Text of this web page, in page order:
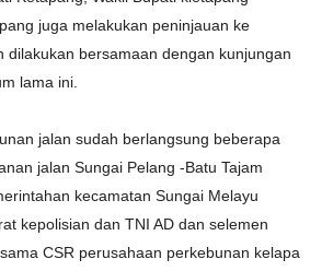
juga melakukan peninjauan ke
dilakukan bersamaan dengan kunjungan
lama ini.
jalan sudah berlangsung beberapa
jalan Sungai Pelang -Batu Tajam
kecamatan Sungai Melayu
kepolisian dan TNI AD dan selemen
CSR perusahaan perkebunan kelapa